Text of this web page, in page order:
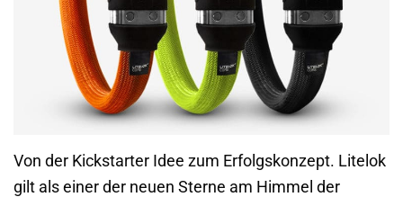
Von der Kickstarter Idee zum Erfolgskonzept. Litelok
gilt als einer der neuen Sterne am Himmel der